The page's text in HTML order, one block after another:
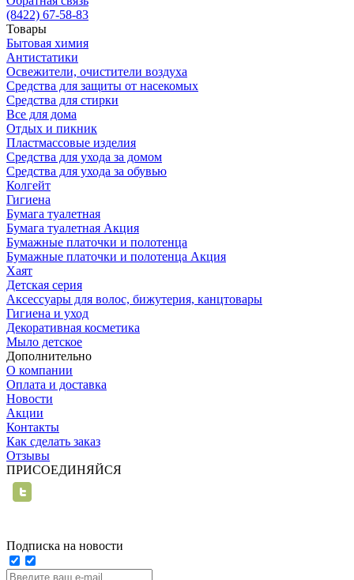
(8422) 67-58-83
Товары
Бытовая химия
Антистатики
Освежители, очистители воздуха
Средства для защиты от насекомых
Средства для стирки
Все для дома
Отдых и пикник
Пластмассовые изделия
Средства для ухода за домом
Средства для ухода за обувью
Колгейт
Гигиена
Бумага туалетная
Бумага туалетная Акция
Бумажные платочки и полотенца
Бумажные платочки и полотенца Акция
Хаят
Детская серия
Аксессуары для волос, бижутерия, канцтовары
Гигиена и уход
Декоративная косметика
Мыло детское
Дополнительно
О компании
Оплата и доставка
Новости
Акции
Контакты
Как сделать заказ
Отзывы
ПРИСОЕДИНЯЙСЯ
Подписка на новости